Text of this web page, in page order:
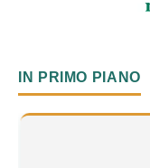
IN PRIMO PIANO